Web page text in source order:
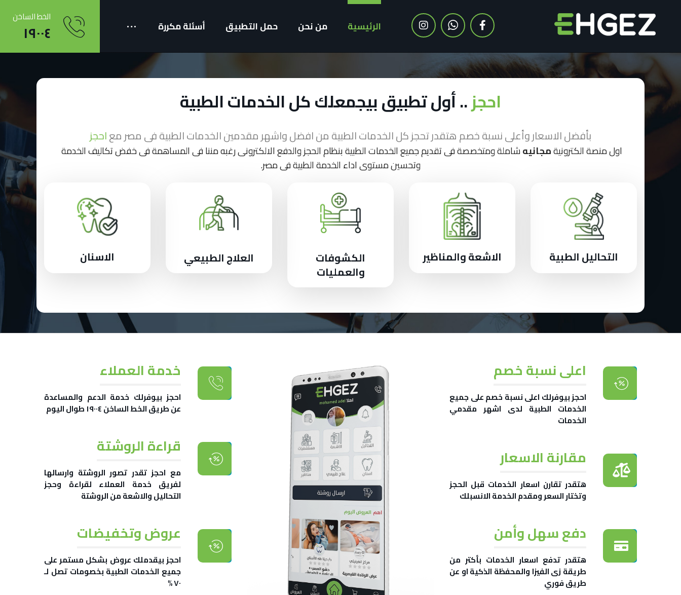
الخط الساخن
١٩٠٠٤ الرئيسية من نحن حمل التطبيق أسئلة مكررة
احجز.. أول تطبيق بيجمعلك كل الخدمات الطبية
بأفضل الاسعار وأعلى نسبة خصم هتقدر تحجز كل الخدمات الطبية من افضل واشهر مقدمين الخدمات الطبية فى مصر معاحجز
اول منصة الكترونيةمجانيهشاملة ومتخصصة فى تقديم جميع الخدمات الطبية بنظام الحجز والدفع الالكترونى رغبه مننا فى المساهمة فى خفض تكاليف الخدمة
وتحسين مستوى اداء الخدمة الطبية فى مصر.
التحاليل الطبية الاشعة والمناظير الكشوفات
والعمليات
العلاج الطبيعي الاسنان
خدمة العملاء
احجز بيوفرلك خدمة الدعم والمساعدة
عن طريق الخط الساخن ١٩٠٠٤ طوال اليوم
قراءة الروشتة
مع احجز تقدر تصور الروشتة وارسالها
لفريق خدمة العملاء لقراءة وحجز
التحاليل والاشعة من الروشتة
عروض وتخفيضات
احجز بيقدملك عروض بشكل مستمر على
جميع الخدمات الطبية بخصومات تصل لـ
٧٠ %
اعلى نسبة خصم
احجز بيوفرلك اعلى نسبة خصم على جميع
الخدمات الطبية لدى اشهر مقدمي
الخدمات
مقارنة الاسعار
هتقدر تقارن اسعار الخدمات قبل الحجز
وتختار السعر ومقدم الخدمة الانسبلك
دفع سهل وأمن
هتقدر تدفع اسعار الخدمات بأكتر من
طريقة زى الفيزا والمحفظة الذكية او عن
طريق فوري